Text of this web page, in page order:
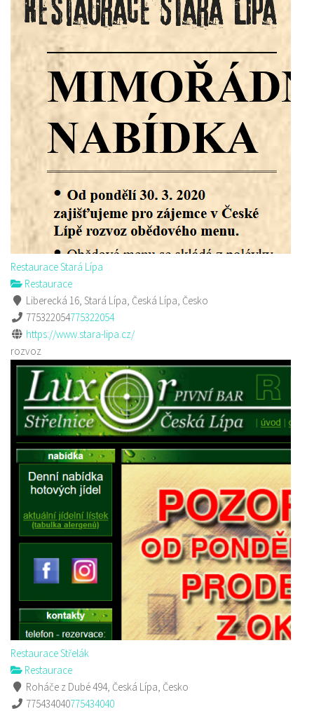
Restaurace Stará Lípa
Restaurace
Liberecká 16, Stará Lípa, Česká Lípa, Česko
775322054775322054
https://www.stara-lipa.cz/
rozvoz
Restaurace Střelák
Restaurace
Roháče z Dubé 494, Česká Lípa, Česko
775434040775434040